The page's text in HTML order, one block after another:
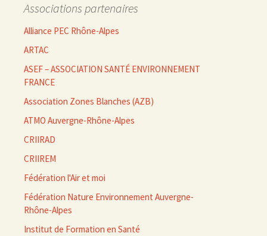
Associations partenaires
Alliance PEC Rhône-Alpes
ARTAC
ASEF – ASSOCIATION SANTÉ ENVIRONNEMENT
FRANCE
Association Zones Blanches (AZB)
ATMO Auvergne-Rhône-Alpes
CRIIRAD
CRIIREM
Fédération l'Air et moi
Fédération Nature Environnement Auvergne-
Rhône-Alpes
Institut de Formation en Santé